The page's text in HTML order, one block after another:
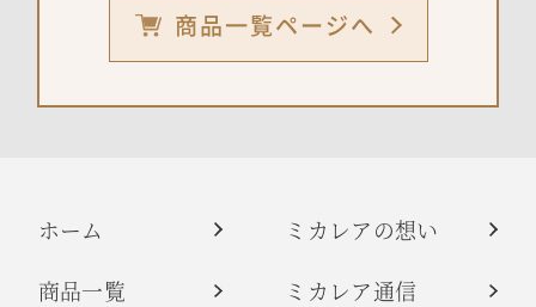
商品一覧ページへ
ホーム
ミカレアの想い
商品一覧
ミカレア通信